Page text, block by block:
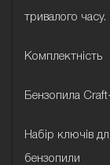
тривалого часу.
Комплектнiсть
Бензопила
Набір ключів
бензопили